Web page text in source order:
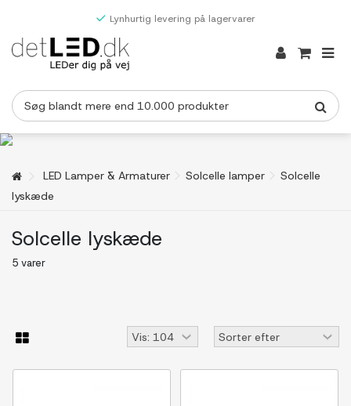
Lynhurtig levering på lagervarer
LED Lamper & Armaturer Solcelle lamper
Solcelle
lyskæde
Solcelle lyskæde
5 varer